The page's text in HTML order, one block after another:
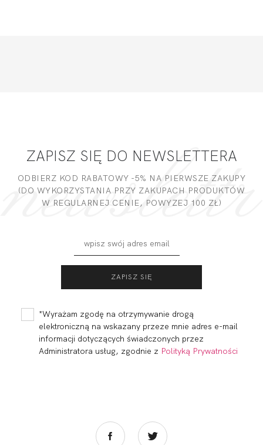
ZAPISZ SIĘ DO NEWSLETTERA
ODBIERZ KOD RABATOWY -5% NA PIERWSZE ZAKUPY
(DO WYKORZYSTANIA PRZY ZAKUPACH PRODUKTÓW
W REGULARNEJ CENIE, POWYZEJ 100 ZŁ)
*Wyrażam zgodę na otrzymywanie drogą
elektroniczną na wskazany przeze mnie adres e-mail
informacji dotyczących świadczonych przez
Administratora usług, zgodnie z Polityką Prywatności